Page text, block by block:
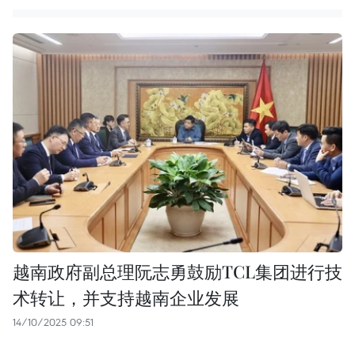
越南政府副总理阮志勇鼓励TCL集团进行技
术转让，并支持越南企业发展
14/10/2025 09:51